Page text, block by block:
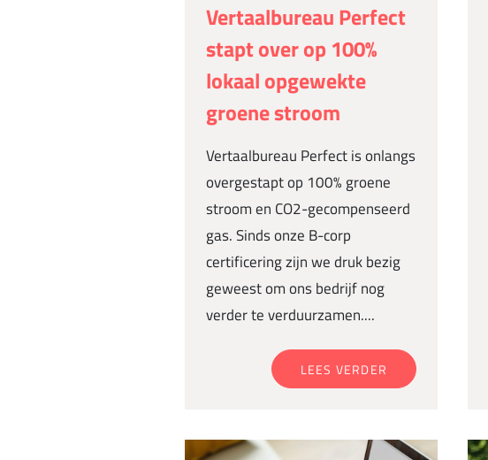
Vertaalbureau Perfect
stapt over op 100%
lokaal opgewekte
groene stroom
Vertaalbureau Perfect is onlangs
overgestapt op 100% groene
stroom en CO2-gecompenseerd
gas. Sinds onze B-corp
certificering zijn we druk bezig
geweest om ons bedrijf nog
verder te verduurzamen....
LEES VERDER